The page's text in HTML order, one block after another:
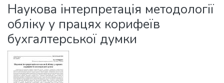
Statistics
Наукова інтерпретація методології
обліку у працях корифеїв
бухгалтерської думки